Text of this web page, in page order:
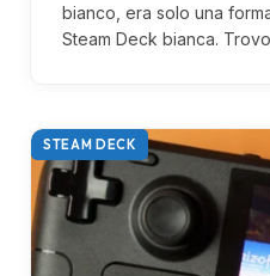
bianco, era solo una
Steam Deck bianca.
STEAM DECK